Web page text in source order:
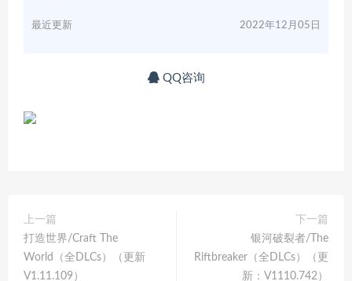
最近更新 2022年12月05日
QQ咨询
上一篇
打造世界/Craft The
World（全DLCs）（更新
V1.11.109）
下一篇
银河破裂者/The
Riftbreaker（全DLCs）（更
新：V1110.742）